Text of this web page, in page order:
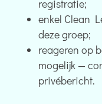
registratie;
enkel Clean
deze groep;
reageren op
mogelijk —
privébericht.